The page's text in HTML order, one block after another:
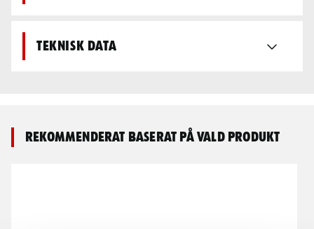
Teknisk data
Rekommenderat baserat på vald produkt